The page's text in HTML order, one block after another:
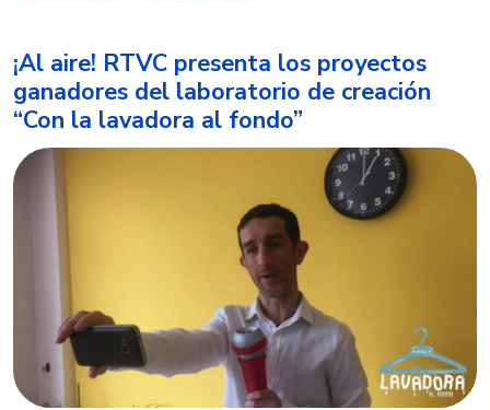
¡Al aire! RTVC presenta los proyectos
ganadores del laboratorio de creación
“Con la lavadora al fondo”